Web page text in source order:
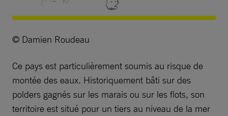
© Damien Roudeau
Ce pays est particulièrement soumis au risque de
montée des eaux. Historiquement bâti sur des
polders gagnés sur les marais ou sur les flots, son
territoire est situé pour un tiers au niveau de la mer